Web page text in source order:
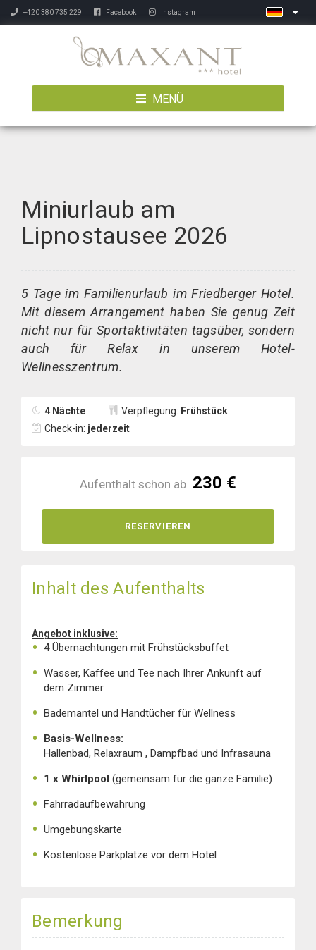
+420 380 735 229 Facebook Instagram
MENÜ
Miniurlaub am
Lipnostausee 2026
5 Tage im Familienurlaub im Friedberger Hotel.
Mit diesem Arrangement haben Sie genug Zeit
nicht nur für Sportaktivitäten tagsüber, sondern
auch für Relax in unserem Hotel-
Wellnesszentrum.
4 Nächte Verpflegung: Frühstück
Check-in: jederzeit
Aufenthalt schon ab 230 €
RESERVIEREN
Inhalt des Aufenthalts
Angebot inklusive:
4 Übernachtungen mit Frühstücksbuffet
Wasser, Kaffee und Tee nach Ihrer Ankunft auf
dem Zimmer.
Bademantel und Handtücher für Wellness
Basis-Wellness:
Hallenbad, Relaxraum , Dampfbad und Infrasauna
1 x Whirlpool (gemeinsam für die ganze Familie)
Fahrradaufbewahrung
Umgebungskarte
Kostenlose Parkplätze vor dem Hotel
Bemerkung